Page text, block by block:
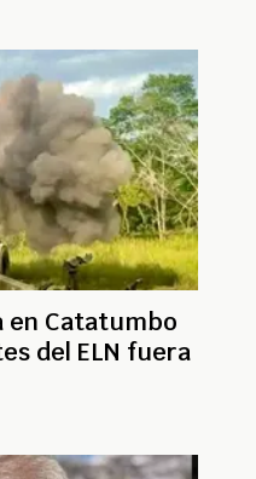
en Catatumbo
del ELN fuera